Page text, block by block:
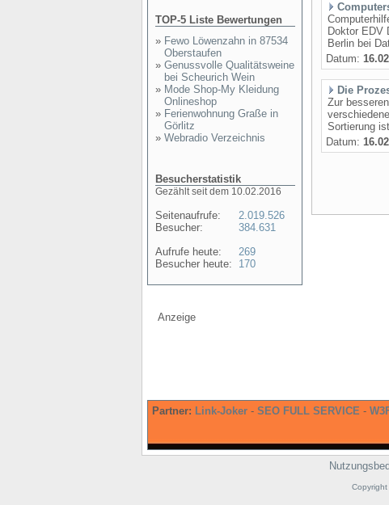
TOP-5 Liste Bewertungen
» Fewo Löwenzahn in 87534
Oberstaufen
» Genussvolle Qualitätsweine
bei Scheurich Wein
» Mode Shop-My Kleidung
Onlineshop
» Ferienwohnung Graße in
Görlitz
» Webradio Verzeichnis
Besucherstatistik
Gezählt seit dem 10.02.2016
Seitenaufrufe:
Besucher:
Aufrufe heute:
Besucher heute:
2.019.526
384.631
269
170
Doktor EDV
Berlin bei
Datum:
Die
Zur
Sortierung
Datum:
Anzeige
Partner: Link-Joker - SEO FULL SERVICE -